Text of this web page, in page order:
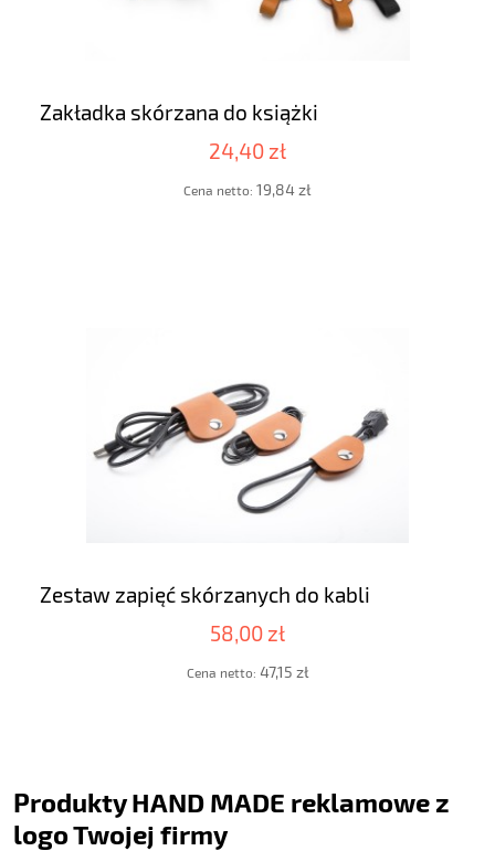
Zakładka skórzana do książki
24,40 zł
Cena netto: 19,84 zł
Zestaw zapięć skórzanych do kabli
58,00 zł
Cena netto: 47,15 zł
Produkty HAND MADE reklamowe z
logo Twojej firmy